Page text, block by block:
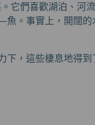
它們喜歡湖泊、河
。事實上，開闊的
下，這些棲息地得